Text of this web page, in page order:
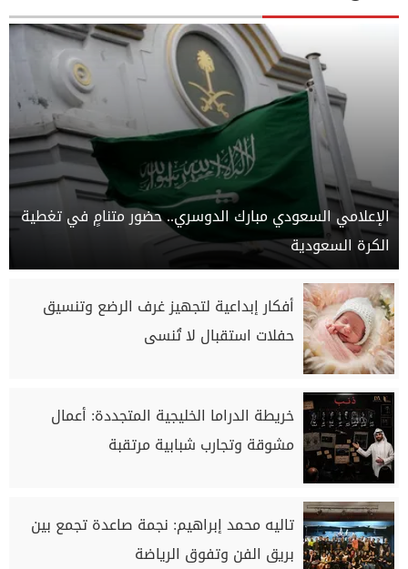
الإعلامي السعودي مبارك الدوسري.. حضور متنامٍ في تغطية
الكرة السعودية
أفكار إبداعية لتجهيز غرف الرضع وتنسيق
حفلات استقبال لا تُنسى
خريطة الدراما الخليجية المتجددة: أعمال
مشوقة وتجارب شبابية مرتقبة
تاليه محمد إبراهيم: نجمة صاعدة تجمع بين
بريق الفن وتفوق الرياضة